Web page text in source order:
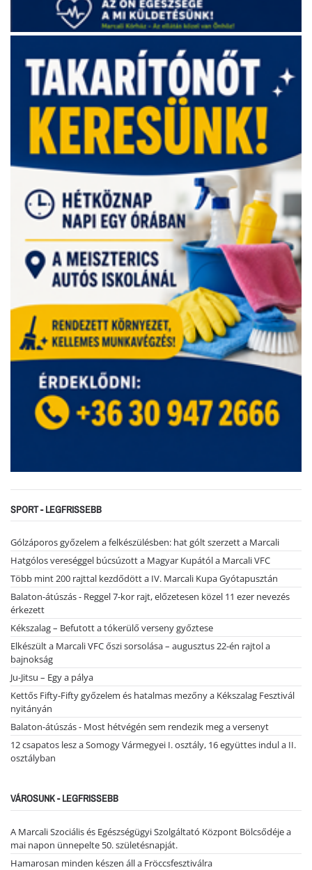
SPORT - LEGFRISSEBB
Gólzáporos győzelem a felkészülésben: hat gólt szerzett a Marcali
Hatgólos vereséggel búcsúzott a Magyar Kupától a Marcali VFC
Több mint 200 rajttal kezdődött a IV. Marcali Kupa Gyótapusztán
Balaton-átúszás - Reggel 7-kor rajt, előzetesen közel 11 ezer nevezés
érkezett
Kékszalag – Befutott a tókerülő verseny győztese
Elkészült a Marcali VFC őszi sorsolása – augusztus 22-én rajtol a
bajnokság
Ju-Jitsu – Egy a pálya
Kettős Fifty-Fifty győzelem és hatalmas mezőny a Kékszalag Fesztivál
nyitányán
Balaton-átúszás - Most hétvégén sem rendezik meg a versenyt
12 csapatos lesz a Somogy Vármegyei I. osztály, 16 együttes indul a II.
osztályban
VÁROSUNK - LEGFRISSEBB
A Marcali Szociális és Egészségügyi Szolgáltató Központ Bölcsődéje a
mai napon ünnepelte 50. születésnapját.
Hamarosan minden készen áll a Fröccsfesztiválra